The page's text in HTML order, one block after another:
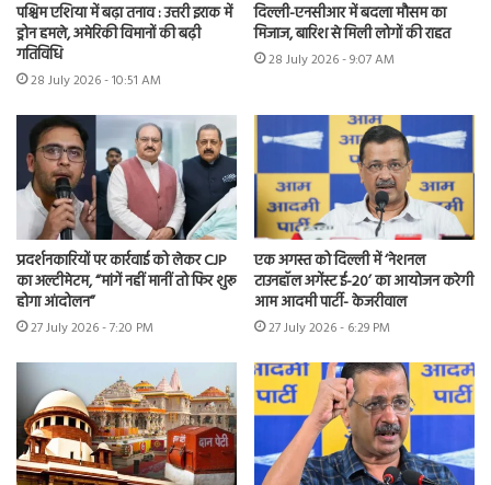
पश्चिम एशिया में बढ़ा तनाव : उत्तरी इराक में
ड्रोन हमले, अमेरिकी विमानों की बढ़ी
गतिविधि
28 July 2026 - 10:51 AM
दिल्ली-एनसीआर में बदला मौसम का
मिजाज, बारिश से मिली लोगों की राहत
28 July 2026 - 9:07 AM
प्रदर्शनकारियों पर कार्रवाई को लेकर CJP
का अल्टीमेटम, “मांगें नहीं मानीं तो फिर शुरू
होगा आंदोलन”
27 July 2026 - 7:20 PM
एक अगस्त को दिल्ली में ‘नेशनल
टाउनहॉल अगेंस्ट ई-20’ का आयोजन करेगी
आम आदमी पार्टी- केजरीवाल
27 July 2026 - 6:29 PM